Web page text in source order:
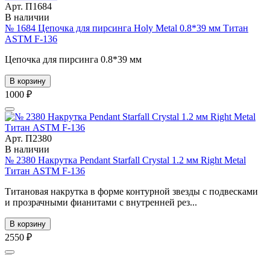
Арт. П1684
В наличии
№ 1684 Цепочка для пирсинга Holy Metal 0.8*39 мм Титан
ASTM F-136
Цепочка для пирсинга 0.8*39 мм
В корзину
1000 ₽
Арт. П2380
В наличии
№ 2380 Накрутка Pendant Starfall Crystal 1.2 мм Right Metal
Титан ASTM F-136
Титановая накрутка в форме контурной звезды с подвесками
и прозрачными фианитами с внутренней рез...
В корзину
2550 ₽